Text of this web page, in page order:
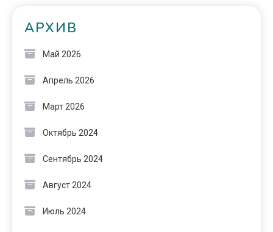
АРХИВ
Май 2026
Апрель 2026
Март 2026
Октябрь 2024
Сентябрь 2024
Август 2024
Июль 2024